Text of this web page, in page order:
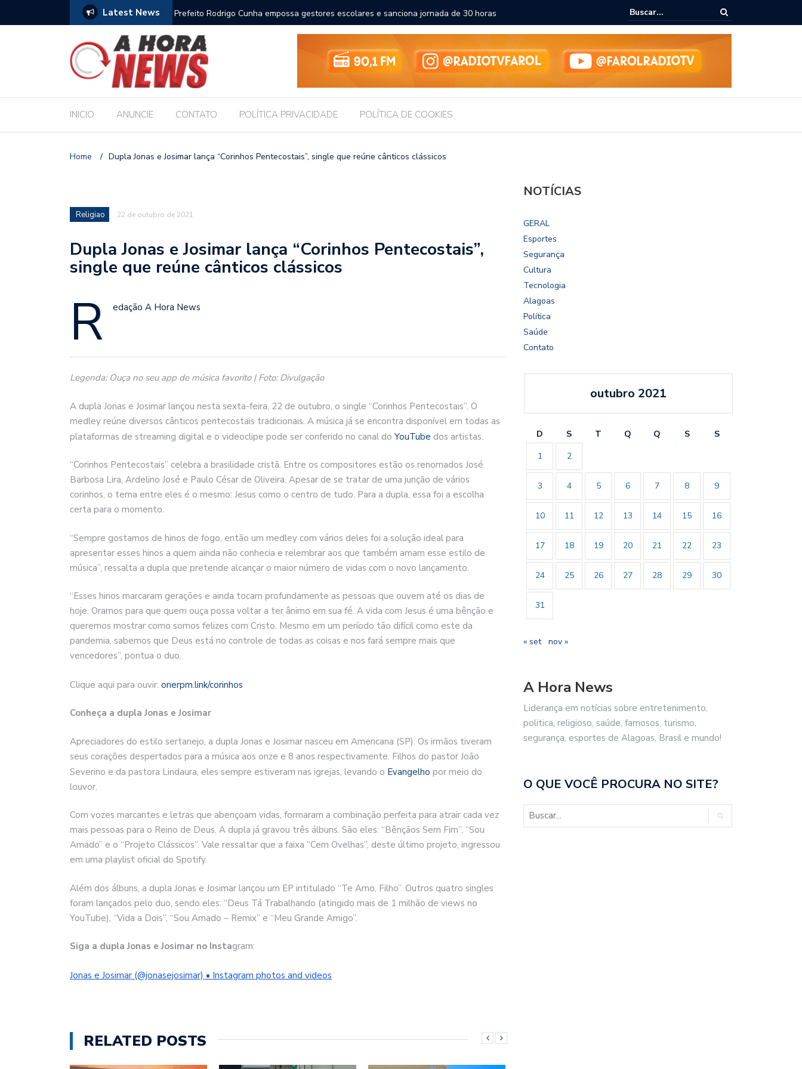
Latest News
escolares e sanciona jornada de 30 horas
Escola Massa transforma a educação e amplia horizontes para estudantes da rede
pública de Maceió
Chico Filho destaca potencial esportivo, turístico e econômico da Maratona
Internacional de Maceió
INICIO ANUNCIE CONTATO POLÍTICA PRIVACIDADE POLÍTICA DE COOKIES
Home / Dupla Jonas e Josimar lança “Corinhos Pentecostais”, single que reúne cânticos clássicos
Religiao 22 de outubro de 2021
Dupla Jonas e Josimar lança “Corinhos Pentecostais”,
single que reúne cânticos clássicos
R edação A Hora News
Legenda: Ouça no seu app de música favorito | Foto: Divulgação
A dupla Jonas e Josimar lançou nesta sexta-feira, 22 de outubro, o single “Corinhos Pentecostais”. O
medley reúne diversos cânticos pentecostais tradicionais. A música já se encontra disponível em todas as
plataformas de streaming digital e o videoclipe pode ser conferido no canal do YouTube dos artistas.
“Corinhos Pentecostais” celebra a brasilidade cristã. Entre os compositores estão os renomados José
Barbosa Lira, Ardelino José e Paulo César de Oliveira. Apesar de se tratar de uma junção de vários
corinhos, o tema entre eles é o mesmo: Jesus como o centro de tudo. Para a dupla, essa foi a escolha
certa para o momento.
“Sempre gostamos de hinos de fogo, então um medley com vários deles foi a solução ideal para
apresentar esses hinos a quem ainda não conhecia e relembrar aos que também amam esse estilo de
música”, ressalta a dupla que pretende alcançar o maior número de vidas com o novo lançamento.
“Esses hinos marcaram gerações e ainda tocam profundamente as pessoas que ouvem até os dias de
hoje. Oramos para que quem ouça possa voltar a ter ânimo em sua fé. A vida com Jesus é uma bênção e
queremos mostrar como somos felizes com Cristo. Mesmo em um período tão difícil como este da
pandemia, sabemos que Deus está no controle de todas as coisas e nos fará sempre mais que
vencedores”, pontua o duo.
Clique aqui para ouvir: onerpm.link/corinhos
Conheça a dupla Jonas e Josimar
Apreciadores do estilo sertanejo, a dupla Jonas e Josimar nasceu em Americana (SP). Os irmãos tiveram
seus corações despertados para a música aos onze e 8 anos respectivamente. Filhos do pastor João
Severino e da pastora Lindaura, eles sempre estiveram nas igrejas, levando o Evangelho por meio do
louvor.
Com vozes marcantes e letras que abençoam vidas, formaram a combinação perfeita para atrair cada vez
mais pessoas para o Reino de Deus. A dupla já gravou três álbuns. São eles: “Bênçãos Sem Fim”, “Sou
Amado” e o “Projeto Clássicos”. Vale ressaltar que a faixa “Cem Ovelhas”, deste último projeto, ingressou
em uma playlist oficial do Spotify.
Além dos álbuns, a dupla Jonas e Josimar lançou um EP intitulado “Te Amo, Filho”. Outros quatro singles
foram lançados pelo duo, sendo eles: “Deus Tá Trabalhando (atingido mais de 1 milhão de views no
YouTube), “Vida a Dois”, “Sou Amado – Remix” e “Meu Grande Amigo”.
Siga a dupla Jonas e Josimar no Instagram:
Jonas e Josimar (@jonasejosimar) • Instagram photos and videos
RELATED POSTS
NOTÍCIAS
GERAL
Esportes
Segurança
Cultura
Tecnologia
Alagoas
Política
Saúde
Contato
outubro 2021
D S T Q Q S
S
1
2
3 4 5 6 7 8 9
10 11 12 13 14 15 16
17 18 19 20 21 22 23
24 25 26 27 28 29 30
31
« set nov »
A Hora News
Liderança em notícias sobre entretenimento,
politica, religioso, saúde, famosos, turismo,
segurança, esportes de Alagoas, Brasil e mundo!
O QUE VOCÊ PROCURA NO SITE?